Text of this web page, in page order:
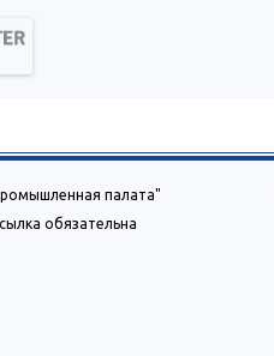
палата"
обязательна